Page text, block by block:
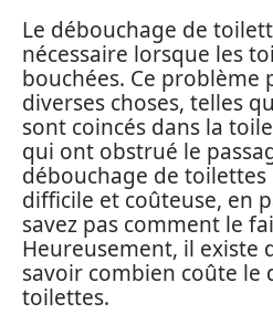
Le débouchage de
nécessaire lorsque les
bouchées. Ce problème
diverses choses, telles
sont coincés dans la
qui ont obstrué le
débouchage de
difficile et coûteuse, en
savez pas comment le
Heureusement, il existe
savoir combien coûte le
toilettes.